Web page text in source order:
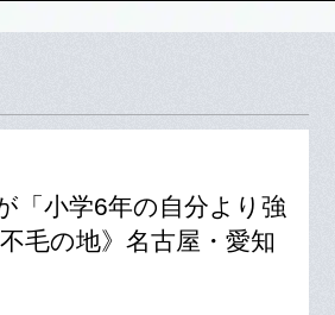
「小学6年の自分より強
毛の地》名古屋・愛知